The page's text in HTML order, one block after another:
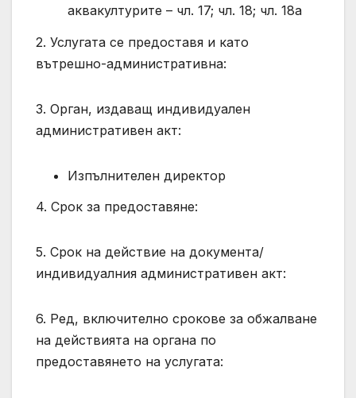
аквакултурите – чл. 17; чл. 18; чл. 18а
2. Услугата се предоставя и като
вътрешно-административна:
3. Орган, издаващ индивидуален
административен акт:
Изпълнителен директор
4. Срок за предоставяне:
5. Срок на действие на документа/
индивидуалния административен акт:
6. Ред, включително срокове за обжалване
на действията на органа по
предоставянето на услугата: